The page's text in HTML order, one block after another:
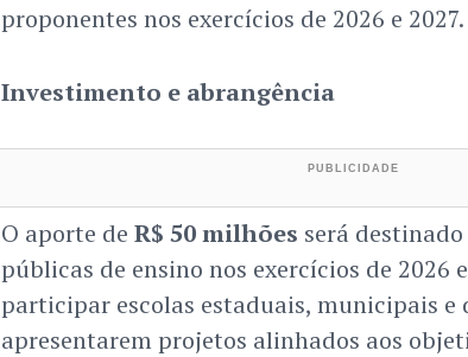
proponentes nos exercícios de 2026 e 2027.
Investimento e abrangência
O aporte de R$ 50 milhões será
públicas de ensino nos exercícios de 2026
participar escolas estaduais, municipais
apresentarem projetos alinhados aos